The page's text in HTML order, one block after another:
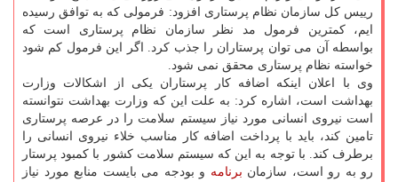
رییس کل سازمان نظام پرستاری افزود: فرمولی که به توافق رسیده
ایم، کمترین فرمول مد نظر سازمان نظام پرستاری است که
بواسطه آن می توان پرستاران را جذب کرد. اگر این فرمول کم شود
خواسته نظام پرستاری محقق نمی شود.
وی با اعلان اینکه اضافه کار پرستاران یکی از اشکالات وزارت
بهداشت است، اشاره کرد: به علت این که وزارت بهداشت نتوانسته
است نیروی انسانی مورد نیاز سیستم سلامت را در عرصه پرستاری
تامین کند، باید با پرداخت اضافه کار مناسب خلاء نیروی انسانی را
برطرف کند. با توجه به این که سیستم سلامت کشور با کمبود پرستار
رو به رو است، سازمان برنامه و بودجه می بایست منابع مورد نیاز